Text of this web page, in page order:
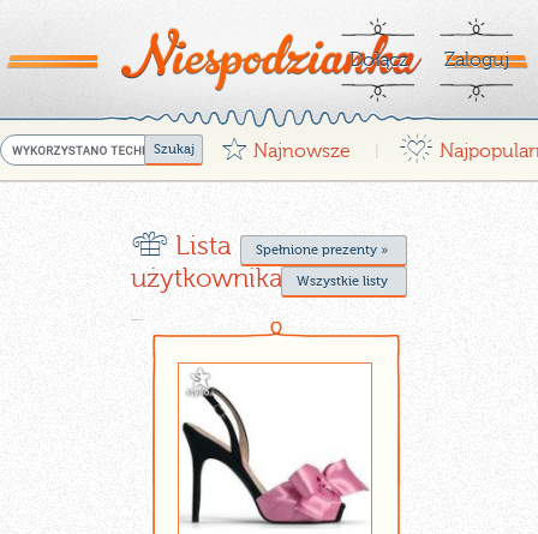
Dołącz Zaloguj
G Najnowsze ¤
r Lista życzeń
użytkownika Kitty97
Spełnione prezenty »
Wszystkie listy